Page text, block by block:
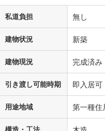
私道負担 無し
建物状況 新築
建物現況 完成済み
引き渡し可能時期 即入居可
用途地域 第一種住